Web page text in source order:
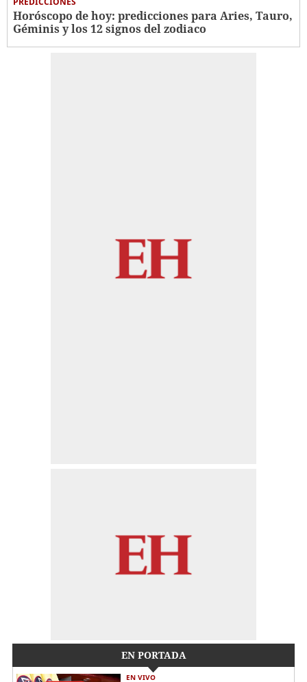
Horóscopo de hoy: predicciones para Aries, Tauro,
Géminis y los 12 signos del zodiaco
EN PORTADA
EN VIVO